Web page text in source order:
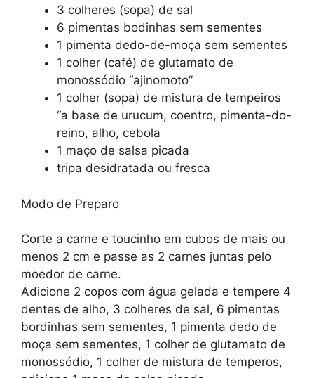
3 colheres (sopa) de sal
6 pimentas bodinhas sem sementes
1 pimenta dedo-de-moça sem sementes
1 colher (café) de glutamato de
monossódio “ajinomoto”
1 colher (sopa) de mistura de tempeiros
“a base de urucum, coentro, pimenta-do-
reino, alho, cebola
1 maço de salsa picada
tripa desidratada ou fresca
Modo de Preparo
Corte a carne e toucinho em cubos de mais ou
menos 2 cm e passe as 2 carnes juntas pelo
moedor de carne.
Adicione 2 copos com água gelada e tempere 4
dentes de alho, 3 colheres de sal, 6 pimentas
bordinhas sem sementes, 1 pimenta dedo de
moça sem sementes, 1 colher de glutamato de
monossódio, 1 colher de mistura de temperos,